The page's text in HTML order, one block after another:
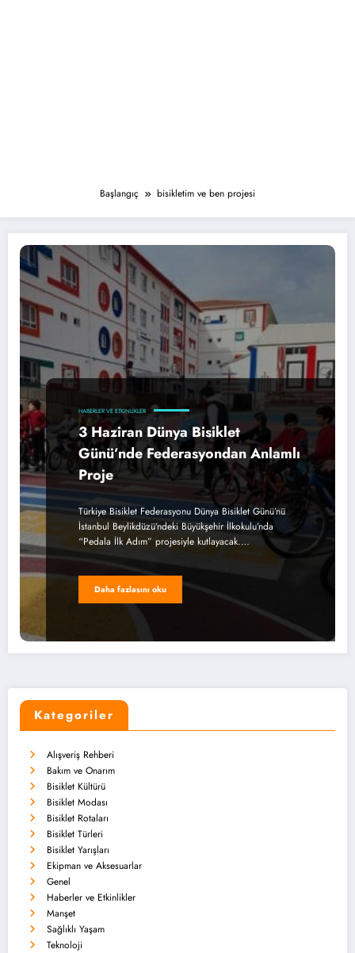
Başlangıç bisikletim ve ben projesi
HABERLER VE ETKINLIKLER
3 Haziran Dünya Bisiklet
Günü’nde Federasyondan Anlamlı
Proje
Türkiye Bisiklet Federasyonu Dünya Bisiklet Günü’nü
İstanbul Beylikdüzü’ndeki Büyükşehir İlkokulu’nda
“Pedala İlk Adım” projesiyle kutlayacak.…
Daha fazlasını oku
Kategoriler
Alışveriş Rehberi
Bakım ve Onarım
Bisiklet Kültürü
Bisiklet Modası
Bisiklet Rotaları
Bisiklet Türleri
Bisiklet Yarışları
Ekipman ve Aksesuarlar
Genel
Haberler ve Etkinlikler
Manşet
Sağlıklı Yaşam
Teknoloji